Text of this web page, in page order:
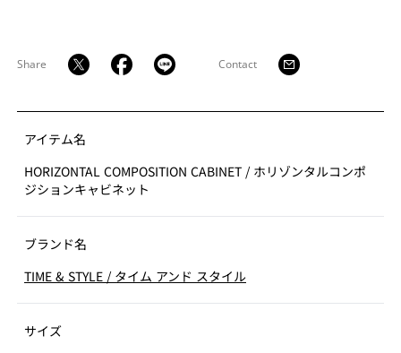
Share Contact
アイテム名
HORIZONTAL COMPOSITION CABINET / ホリゾンタルコンポ
ジションキャビネット
ブランド名
TIME & STYLE / タイム アンド スタイル
サイズ